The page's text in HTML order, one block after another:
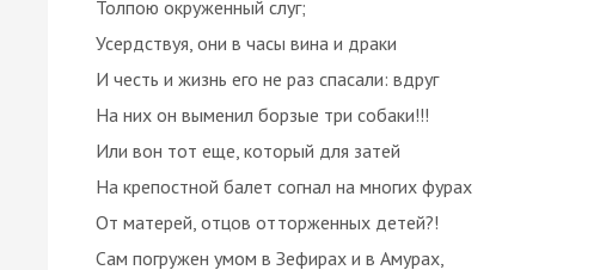
Толпою окруженный слуг;
Усердствуя, они в часы вина и драки
И честь и жизнь его не раз спасали: вдруг
На них он выменил борзые три собаки!!!
Или вон тот еще, который для затей
На крепостной балет согнал на многих фурах
От матерей, отцов отторженных детей?!
Сам погружен умом в Зефирах и в Амурах,